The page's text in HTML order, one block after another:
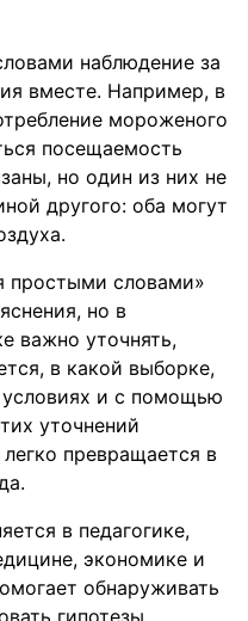
наблюдение за
вместе. Например, в
мороженого
посещаемость
но один из них не
другого: оба могут
простыми словами»
но в
важно уточнять,
в какой выборке,
условиях и с помощью
уточнений
превращается в
в педагогике,
экономике и
обнаруживать
гипотезы,